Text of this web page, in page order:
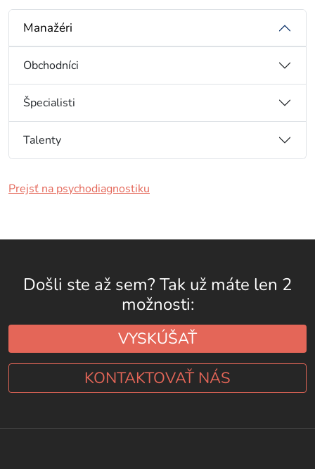
Manažéri
Obchodníci
Špecialisti
Talenty
Prejsť na psychodiagnostiku
Došli ste až sem? Tak už máte len 2
možnosti:
VYSKÚŠAŤ
KONTAKTOVAŤ NÁS